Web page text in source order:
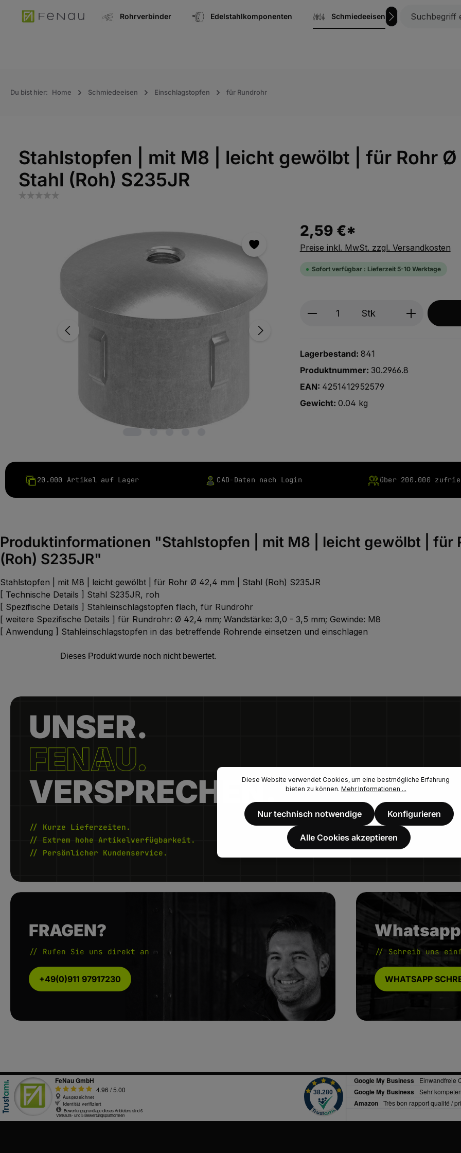
Zur Hauptnavigation springen
Rohrverbinder Edelstahlkomponenten Schmiedeeisen
Du bist hier: Home Schmiedeeisen Einschlagstopfen für Rundrohr
Stahlstopfen | mit M8 | leicht gewölbt | für Rohr Ø
Stahl (Roh) S235JR
2,59 €*
Preise inkl. MwSt. zzgl. Versandkosten
Sofort verfügbar : Lieferzeit 5-10 Werktage
Produkt Anzahl: Gib den
Stk
Lagerbestand: 841
Produktnummer: 30.2966.8
EAN: 4251412952579
Gewicht: 0.04 kg
20.000 Artikel auf Lager CAD-Daten nach Login über 200.000
Produktinformationen "Stahlstopfen | mit M8 | leicht gewölbt | für
(Roh) S235JR"
Stahlstopfen | mit M8 | leicht gewölbt | für Rohr Ø 42,4 mm | Stahl (Roh) S235JR
[ Technische Details ] Stahl S235JR, roh
[ Spezifische Details ] Stahleinschlagstopfen flach, für Rundrohr
[ weitere Spezifische Details ] für Rundrohr: Ø 42,4 mm; Wandstärke: 3,0 - 3,5 mm; Gewinde: M8
[ Anwendung ] Stahleinschlagstopfen in das betreffende Rohrende einsetzen und einschlagen
UNSER.
FENAU.
VERSPRECHEN.
// Kurze Lieferzeiten.
// Extrem hohe Artikelverfügbarkeit.
// Persönlicher Kundenservice.
FRAGEN?
// Rufen Sie uns direkt an
+49(0)911 97917230
// Schreib uns
WHATSAPP
Diese Website verwendet Cookies, um eine bestmögliche Erfahrung
bieten zu können. Mehr Informationen ...
Nur technisch notwendige Konfigurieren
Alle Cookies akzeptieren